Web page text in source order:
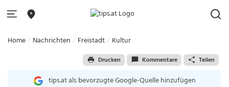
Home Nachrichten Freistadt Kultur
Drucken Kommentare Teilen
tips.at als bevorzugte Google-Quelle hinzufügen